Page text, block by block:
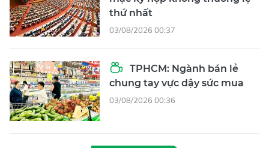
thứ nhất
03/08/2026 00:37
TPHCM: Ngành bán lẻ
chung tay vực dậy sức mua
03/08/2026 00:36